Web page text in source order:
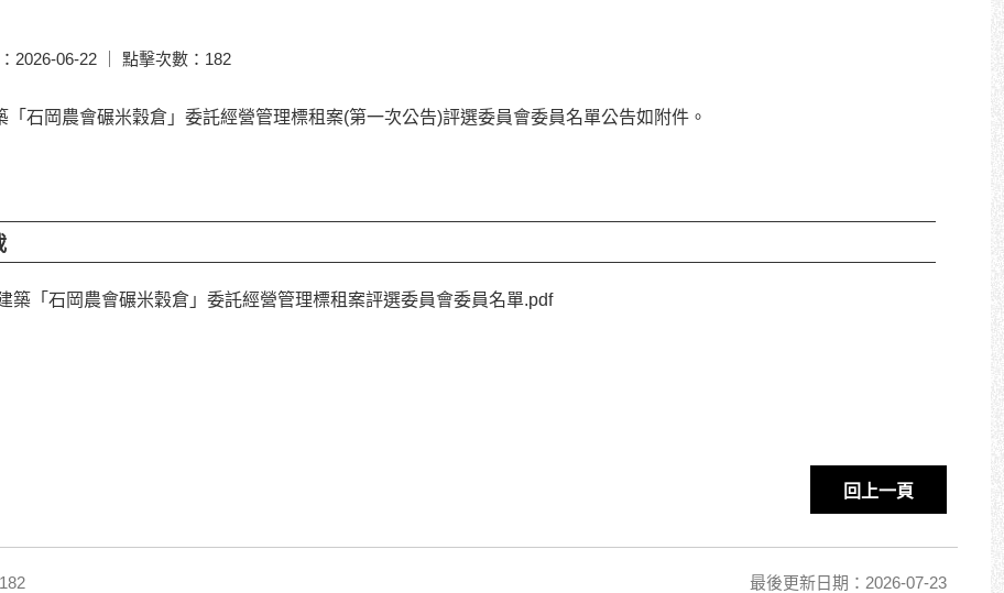
2026-06-22 ｜ 點擊次數：182
「石岡農會碾米穀倉」委託經營管理標租案(第一次公告)評選委員會委員名單公告如附件。
築「石岡農會碾米穀倉」委託經營管理標租案評選委員會委員名單.pdf
回上一頁
最後更新日期：2026-07-23